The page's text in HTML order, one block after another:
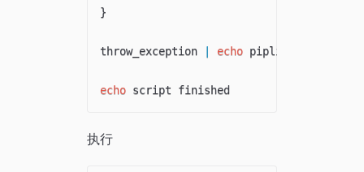
}
throw_exception echo pipline execute
echo
执行